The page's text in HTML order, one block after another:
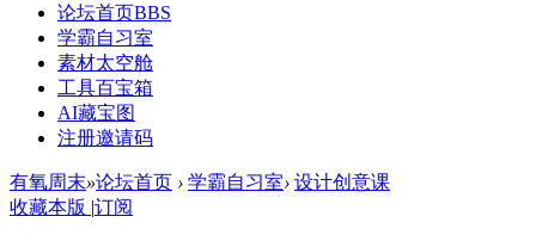
论坛首页BBS
学霸自习室
素材太空舱
工具百宝箱
AI藏宝图
注册邀请码
有氧周末»论坛首页 › 学霸自习室› 设计创意课
收藏本版 |订阅